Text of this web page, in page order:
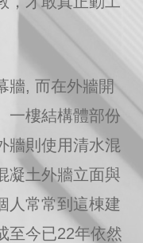
牆, 而在外牆開
一樓結構體部份
牆則使用清水混
凝土外牆立面與
人常常到這棟建
至今已22年依然